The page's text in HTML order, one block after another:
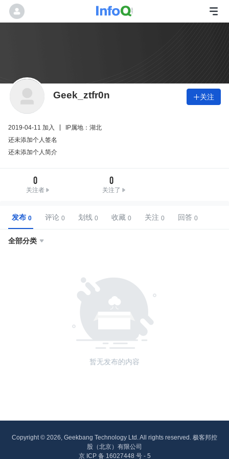
Geek_ztfr0n 关注
2019-04-11 加入
IP属地：湖北
还未添加个人签名
还未添加个人简介
0
关注者
0
关注了
发布 评论 划线 收藏 关注 回答
全部分类 
暂无发布的内容
Copyright © 2026, Geekbang Technology Ltd. All rights reserved. 极客邦控
股（北京）有限公司
京 ICP 备 16027448 号 - 5